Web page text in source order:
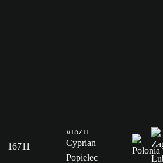
16711
#16711
Cyprian
Popielec